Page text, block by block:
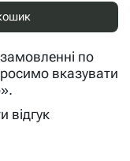
по
вказувати
відгук